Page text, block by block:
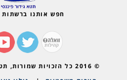
חפש אותנו ברשתות
© 2016 כל הזכויות שמורות, תטא1 |